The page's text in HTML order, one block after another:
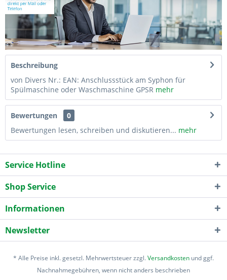
Beschreibung
von Divers Nr.: EAN: Anschlussstück am Syphon für
Spülmaschine oder Waschmaschine GPSR mehr
Bewertungen
0
Bewertungen lesen, schreiben und diskutieren... mehr
Service Hotline
Shop Service
Informationen
Newsletter
* Alle Preise inkl. gesetzl. Mehrwertsteuer zzgl.Versandkosten und ggf.
Nachnahmegebühren, wenn nicht anders beschrieben